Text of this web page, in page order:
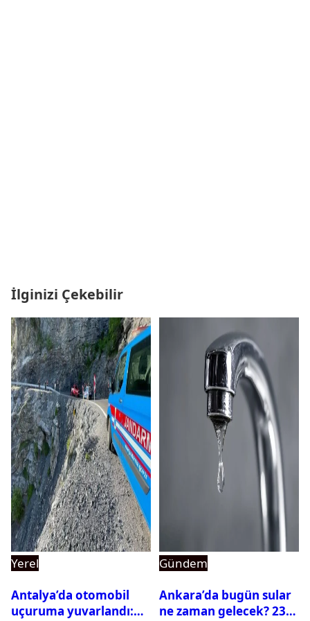
İlginizi Çekebilir
Yerel
Antalya’da otomobil
uçuruma yuvarlandı:
Gündem
Ankara’da bugün sular
ne zaman gelecek? 23